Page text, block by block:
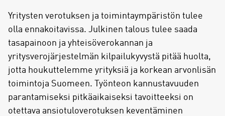
Yritysten verotuksen ja toimintaympäristön tulee
olla ennakoitavissa. Julkinen talous tulee saada
tasapainoon ja yhteisöverokannan ja
yritysverojärjestelmän kilpailukyvystä pitää huolta,
jotta houkuttelemme yrityksiä ja korkean arvonlisän
toimintoja Suomeen. Työnteon kannustavuuden
parantamiseksi pitkäaikaiseksi tavoitteeksi on
otettava ansiotuloverotuksen keventäminen